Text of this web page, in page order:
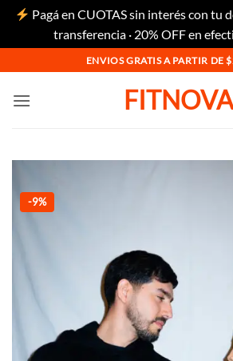
Pagá en CUOTAS sin interés con tu
transferencia · 20% OFF en
al
contenido
ENVIOS GRATIS A PARTIR DE
FITNOVA
-9%